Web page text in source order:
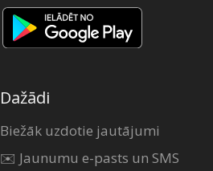
Dažādi
Biežāk uzdotie jautājumi
✉️ Jaunumu e-pasts un SMS